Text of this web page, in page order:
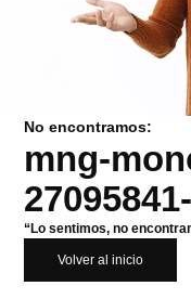
No encontramos:
mng-
“Lo sentimos, no
Volver al inicio